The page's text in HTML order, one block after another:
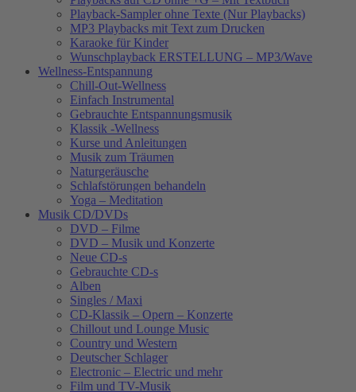
Playback-Sampler ohne Texte (Nur Playbacks)
MP3 Playbacks mit Text zum Drucken
Karaoke für Kinder
Wunschplayback ERSTELLUNG – MP3/Wave
Wellness-Entspannung
Chill-Out-Wellness
Einfach Instrumental
Gebrauchte Entspannungsmusik
Klassik -Wellness
Kurse und Anleitungen
Musik zum Träumen
Naturgeräusche
Schlafstörungen behandeln
Yoga – Meditation
Musik CD/DVDs
DVD – Filme
DVD – Musik und Konzerte
Neue CD-s
Gebrauchte CD-s
Alben
Singles / Maxi
CD-Klassik – Opern – Konzerte
Chillout und Lounge Music
Country und Western
Deutscher Schlager
Electronic – Electric und mehr
Film und TV-Musik